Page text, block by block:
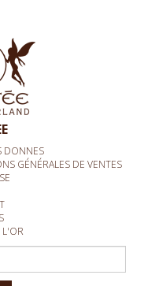
DONNES
GÉNÉRALES DE VENTES
L'OR